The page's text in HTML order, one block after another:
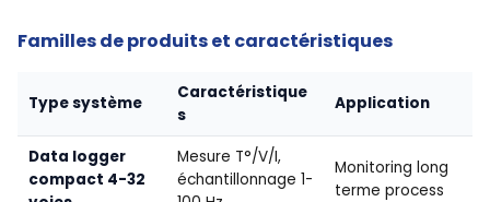
Familles de produits et caractéristiques
Type système
Caractéristique
s
Application
Data logger
compact 4-32
Mesure T°/V/I,
échantillonnage 1-
Monitoring long
terme process